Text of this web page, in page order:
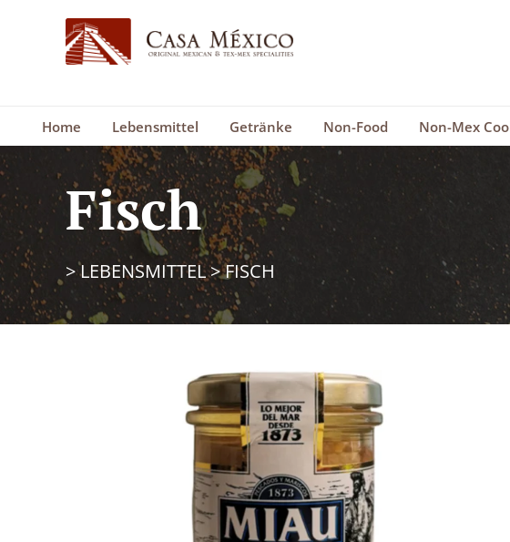
Home Lebensmittel Getränke Non-Food Non-Mex
Fisch
>LEBENSMITTEL>FISCH